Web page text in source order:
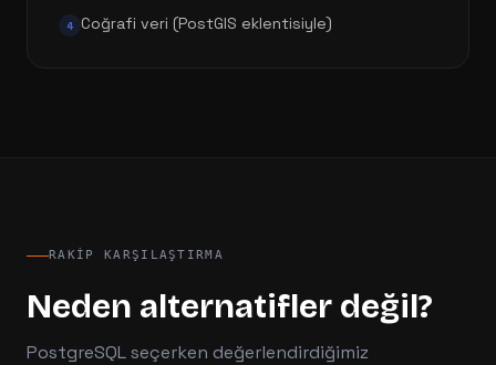
4 Coğrafi veri (PostGIS eklentisiyle)
RAKIP KARŞILAŞTIRMA
Neden alternatifler değil?
PostgreSQLseçerken değerlendirdiğimiz